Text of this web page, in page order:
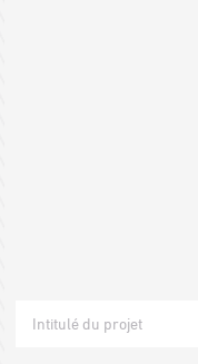
Intitulé du projet